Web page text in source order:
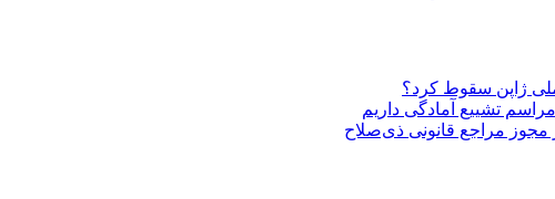
ملی ژاپن سقوط کرد؟
تشییع آمادگی داریم
مجوز مراجع قانونی ذی‌‏صلاح